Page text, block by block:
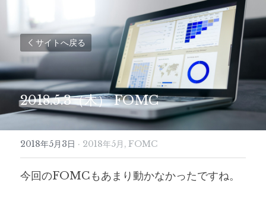
サイトへ戻る
2018.5.3（木） FOMC
2018年5月3日 · 2018年5月, FOMC
今回のFOMCもあまり動かなかったですね。